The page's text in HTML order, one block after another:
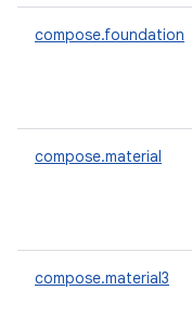
compose.foundation
compose.material
compose.material3